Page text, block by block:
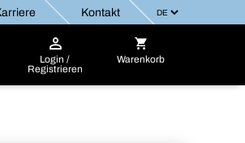
Kontakt
Login /
Registrieren
Warenkorb